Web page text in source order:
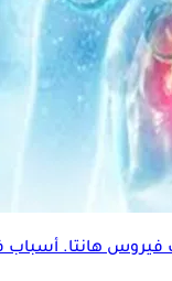
هانتا. أسباب